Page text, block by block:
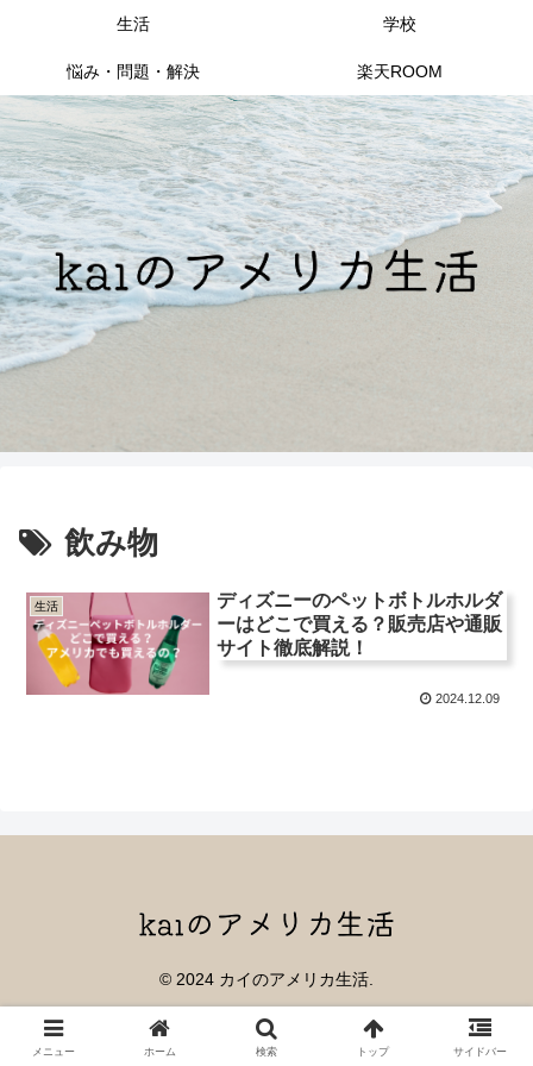
生活 学校
悩み・問題・解決 楽天ROOM
飲み物
生活
ディズニーのペットボトルホルダ
ーはどこで買える？販売店や通販
サイト徹底解説！
2024.12.09
© 2024 カイのアメリカ生活.
メニュー ホーム 検索 トップ サイドバー